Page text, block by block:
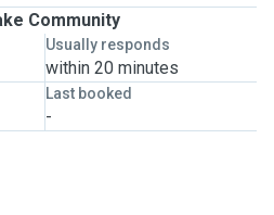
Community
Usually responds
within 20 minutes
Last booked
-